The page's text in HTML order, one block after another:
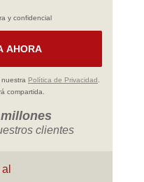
y confidencial
Política de Privacidad
compartida.
clientes